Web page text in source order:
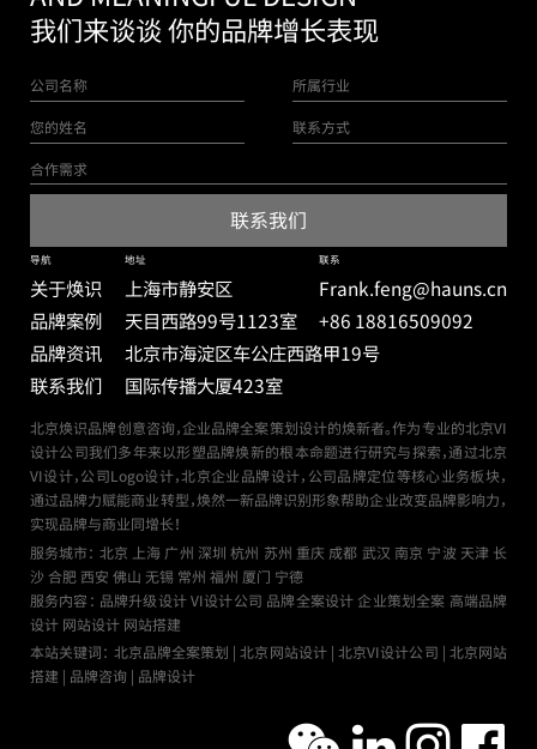
我们来谈谈 你的品牌增长表现
导航
关于焕识
品牌案例
品牌资讯
联系我们
地址
上海市静安区
天目西路99号1123室
北京市海淀区车公庄西路甲19号
国际传播大厦423室
联系
Frank.feng@hauns.cn
+86 18816509092
北京焕识品牌创意咨询，企业品牌全案策划设计的焕新者。作为专业的北京VI
设计公司我们多年来以形塑品牌焕新的根本命题进行研究与探索，通过北京
VI设计，公司Logo设计，北京企业品牌设计，公司品牌定位等核心业务板块，
通过品牌力赋能商业转型，焕然一新品牌识别形象帮助企业改变品牌影响力，
实现品牌与商业同增长！
服务城市： 北京 上海 广州 深圳 杭州 苏州 重庆 成都 武汉 南京 宁波 天津 长
沙 合肥 西安 佛山 无锡 常州 福州 厦门 宁德
服务内容： 品牌升级设计 VI设计公司 品牌全案设计 企业策划全案 高端品牌
设计 网站设计 网站搭建
本站关键词： 北京品牌全案策划 | 北京网站设计 | 北京VI设计公司 | 北京网站
搭建 | 品牌咨询 | 品牌设计